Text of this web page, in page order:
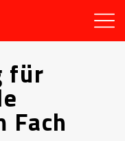
für
Fach